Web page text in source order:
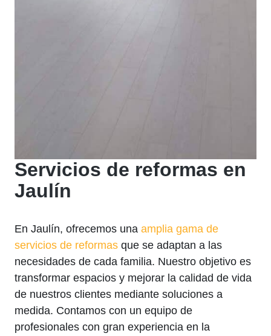
Servicios de reformas en
Jaulín
En Jaulín, ofrecemos una amplia gama de
servicios de reformas que se adaptan a las
necesidades de cada familia. Nuestro objetivo es
transformar espacios y mejorar la calidad de vida
de nuestros clientes mediante soluciones a
medida. Contamos con un equipo de
profesionales con gran experiencia en la